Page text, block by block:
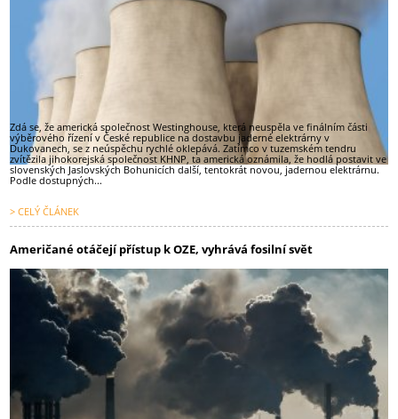
Zdá se, že americká společnost Westinghouse, která neuspěla ve finálním části
výběrového řízení v České republice na dostavbu jaderné elektrárny v
Dukovanech, se z neúspěchu rychlé oklepává. Zatímco v tuzemském tendru
zvítězila jihokorejská společnost KHNP, ta americká oznámila, že hodlá postavit ve
slovenských Jaslovských Bohunicích další, tentokrát novou, jadernou elektrárnu.
Podle dostupných...
> CELÝ ČLÁNEK
Američané otáčejí přístup k OZE, vyhrává fosilní svět